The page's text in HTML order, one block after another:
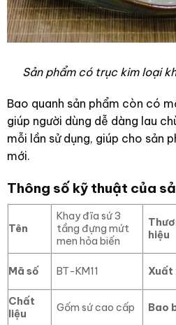
Sản phẩm có trục kim loại
Bao quanh sản phẩm còn có
giúp người dùng dễ dàng lau
mỗi lần sử dụng, giúp cho sản
mới.
Thông số kỹ thuật của
Tên
Khay đĩa sứ 3
tầng đựng mứt
men hỏa biến
hiệu
Mã số BT-KM11 Xuất
Chất
liệu
Gốm sứ cao cấp Bao